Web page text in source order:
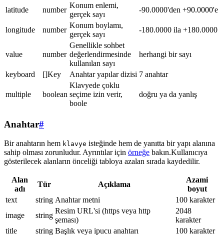
latitude
number
Konum enlemi,
gerçek sayı
-90.0000'den +90.0000'e
longitude number
Konum boylamı,
gerçek sayı
-180.0000 ila +180.0000
value number
Genellikle sohbet
değerlendirmesinde
kullanılan sayı
herhangi bir sayı
keyboard []Key Anahtar yapılar dizisi 7 anahtar
multiple boolean
Klavyede çoklu
seçime izin verir,
boole
doğru ya da yanlış
Anahtar#
Bir anahtarın hem klavye isteğinde hem de yanıtta bir yapı alanına
sahip olması zorunludur. Ayrıntılar için örneğe bakın.Kullanıcıya
gösterilecek alanların önceliği tabloya azalan sırada kaydedilir.
Alan
adı
Tür Açıklama
Azami
boyut
text
string Anahtar metni
100 karakter
image
string
Resim URL'si (https veya http
şeması)
2048
karakter
title
string Başlık veya ipucu anahtarı
100 karakter